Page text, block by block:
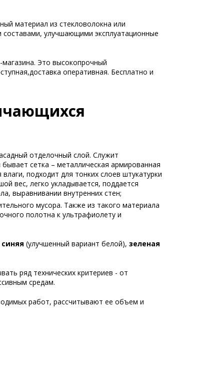
материал из стекловолокна или
составами, улучшающими эксплуатационные
Это высокопрочный
оперативная. Бесплатно и
отделочный слой. Служит
сетка – металлическая армированная
подходит для тонких слоев штукатурки
вес, легко укладывается, поддается
выравнивании внутренних стен;
мусора. Также из такого материала
полотна к ультрафиолету и
синяя (улучшенный вариант белой), зеленая
ряд технических критериев - от
средам.
работ, рассчитывают ее объем и